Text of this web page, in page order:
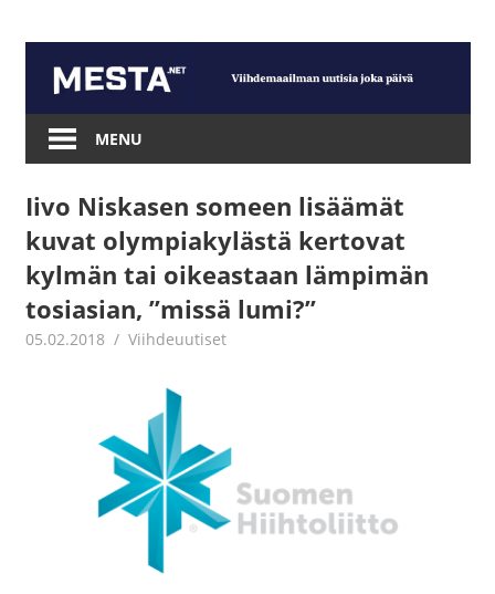
content
Mesta.net
MENU
Iivo Niskasen someen lisäämät
kuvat olympiakylästä kertovat
kylmän tai oikeastaan lämpimän
tosiasian, ”missä lumi?”
05.02.2018 Juha Kaunisto
Viihdeuutiset